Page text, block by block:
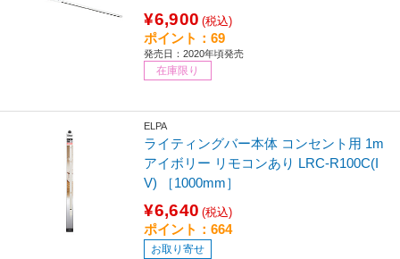
¥6,900 (税込)
ポイント：69
発売日：2020年頃発売
在庫限り
ELPA
ライティングバー本体 コンセント用 1m
アイボリー リモコンあり LRC-R100C(I
V) ［1000mm］
¥6,640 (税込)
ポイント：664
お取り寄せ